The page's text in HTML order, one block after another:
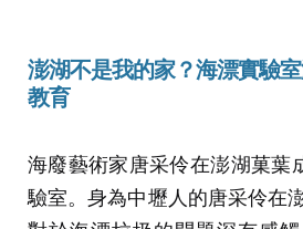
澎湖不是我的家？海漂實驗
教育
海廢藝術家唐采伶在澎湖菓葉
驗室。身為中壢人的唐采伶在